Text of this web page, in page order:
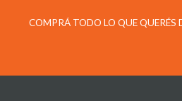
COMPRÁ TODO LO QUE QUERÉS